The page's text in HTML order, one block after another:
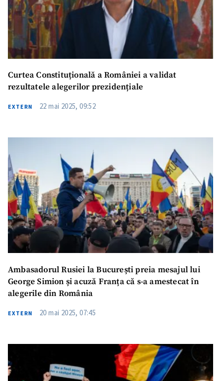
Curtea Constituțională a României a validat
rezultatele alegerilor prezidențiale
EXTERN 22 mai 2025, 09:52
Ambasadorul Rusiei la București preia mesajul lui
George Simion și acuză Franța că s-a amestecat în
alegerile din România
EXTERN 20 mai 2025, 07:45